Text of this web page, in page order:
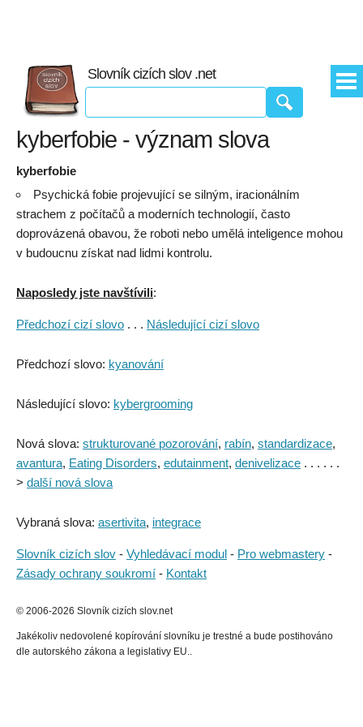
Slovník cizích slov .net
kyberfobie - význam slova
kyberfobie
Psychická fobie projevující se silným, iracionálním
strachem z počítačů a moderních technologií, často
doprovázená obavou, že roboti nebo umělá inteligence mohou
v budoucnu získat nad lidmi kontrolu.
Naposledy jste navštívili:
Předchozí cizí slovo . . . Následující cizí slovo
Předchozí slovo: kyanování
Následující slovo: kybergrooming
Nová slova: strukturované pozorování, rabín, standardizace,
avantura, Eating Disorders, edutainment, denivelizace . . . . . .
> další nová slova
Vybraná slova: asertivita, integrace
Slovník cizích slov - Vyhledávací modul - Pro webmastery -
Zásady ochrany soukromí - Kontakt
© 2006-2026 Slovník cizích slov.net
Jakékoliv nedovolené kopírování slovníku je trestné a bude postihováno
dle autorského zákona a legislativy EU..